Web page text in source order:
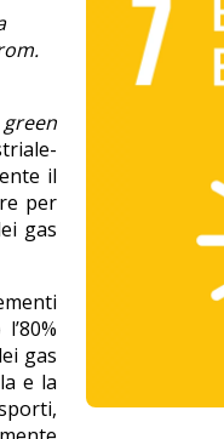
green
il
per
gas
gas
e la